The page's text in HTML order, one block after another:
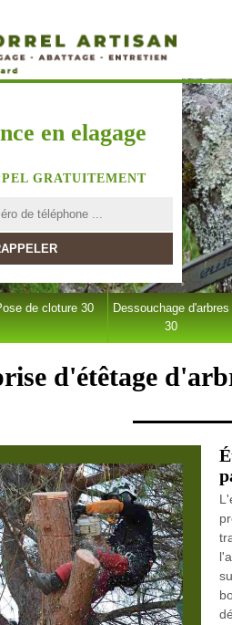
en elagage
GRATUITEMENT
de cloture 30
Dessouchage d'arbres
30
d'étêtage